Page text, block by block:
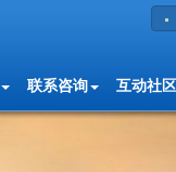
联系咨询 互动社区